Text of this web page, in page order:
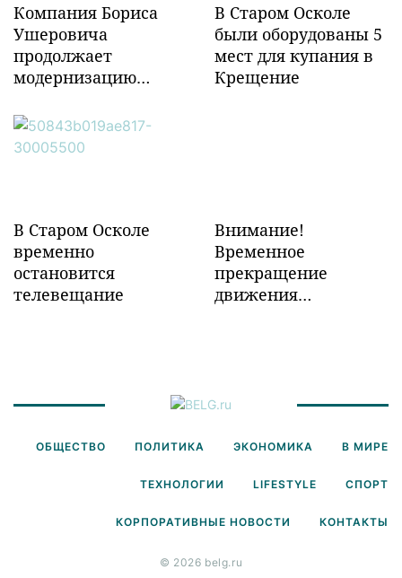
Компания Бориса
Ушеровича
продолжает
модернизацию
инфраструктуры в
Забайкалье
В Старом Осколе
были оборудованы 5
мест для купания в
Крещение
В Старом Осколе
временно
остановится
телевещание
Внимание!
Временное
прекращение
движения
ОБЩЕСТВО ПОЛИТИКА ЭКОНОМИКА В МИРЕ
ТЕХНОЛОГИИ LIFESTYLE СПОРТ
КОРПОРАТИВНЫЕ НОВОСТИ КОНТАКТЫ
© 2026 belg.ru